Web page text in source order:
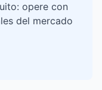
opere con
del mercado